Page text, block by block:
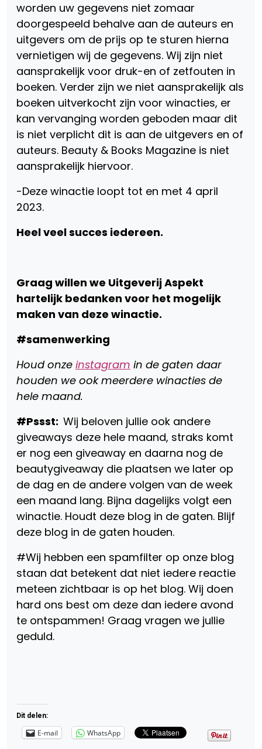
worden uw gegevens niet zomaar
doorgespeeld behalve aan de auteurs en
uitgevers om de prijs op te sturen hierna
vernietigen wij de gegevens. Wij zijn niet
aansprakelijk voor druk-en of zetfouten in
boeken. Verder zijn we niet aansprakelijk als
boeken uitverkocht zijn voor winacties, er
kan vervanging worden geboden maar dit
is niet verplicht dit is aan de uitgevers en of
auteurs. Beauty & Books Magazine is niet
aansprakelijk hiervoor.
-Deze winactie loopt tot en met 4 april
2023.
Heel veel succes iedereen.
Graag willen we Uitgeverij Aspekt
hartelijk bedanken voor het mogelijk
maken van deze winactie.
#samenwerking
Houd onze instagram in de gaten daar
houden we ook meerdere winacties de
hele maand.
#Pssst: Wij beloven jullie ook andere
giveaways deze hele maand, straks komt
er nog een giveaway en daarna nog de
beautygiveaway die plaatsen we later op
de dag en de andere volgen van de week
een maand lang. Bijna dagelijks volgt een
winactie. Houdt deze blog in de gaten. Blijf
deze blog in de gaten houden.
#Wij hebben een spamfilter op onze blog
staan dat betekent dat niet iedere reactie
meteen zichtbaar is op het blog. Wij doen
hard ons best om deze dan iedere avond
te ontspammen! Graag vragen we jullie
geduld.
Dit delen:
E-mail WhatsApp